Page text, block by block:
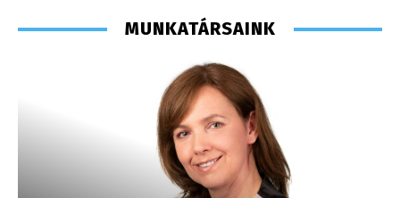
MUNKATÁRSAINK